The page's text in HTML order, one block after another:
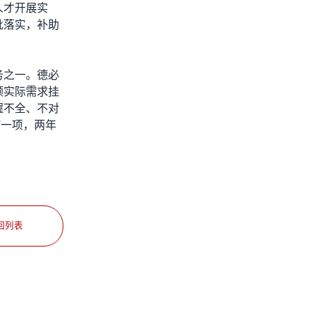
开展实
实，补助
一。德必
际需求挂
全、不对
项，两年
列表